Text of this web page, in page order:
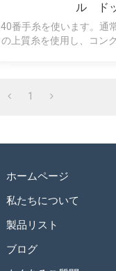
ル ド
40番手糸を使います。通
の上質糸を使用し、コン
1
ホームページ
私たちについて
製品リスト
ブログ